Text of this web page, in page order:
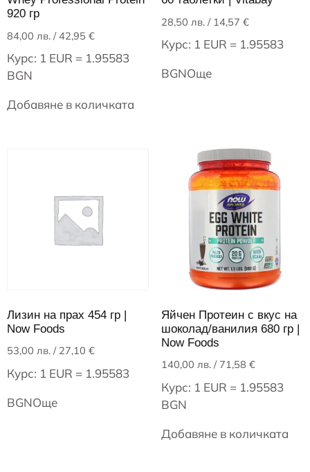
920 гр
84,00 лв. / 42,95 €
Курс: 1 EUR = 1.95583
BGN
Добавяне в количката
28,50 лв./ 14,57 €
Курс: 1 EUR = 1.95583
BGNОще
Лизин на прах 454 гр |
Now Foods
53,00 лв. / 27,10 €
Курс: 1 EUR = 1.95583
BGNОще
Яйчен Протеин с вкус на
шоколад/ванилия 680 гр |
Now Foods
140,00 лв./ 71,58 €
Курс: 1 EUR = 1.95583
BGN
Добавяне в количката